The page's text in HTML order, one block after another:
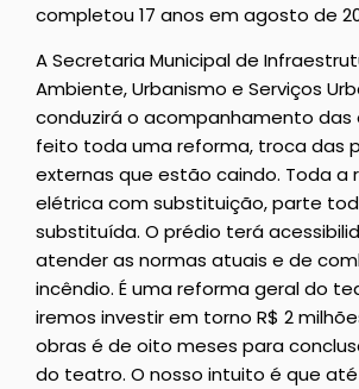
completou 17 anos em agosto de
A Secretaria Municipal de
Ambiente, Urbanismo e Serviços
conduzirá o acompanhamento das
feito toda uma reforma, troca das
externas que estão caindo. Toda a
elétrica com substituição, parte
substituída. O prédio terá
atender as normas atuais e de
incêndio. É uma reforma geral do
iremos investir em torno R$ 2
obras é de oito meses para
do teatro. O nosso intuito é que